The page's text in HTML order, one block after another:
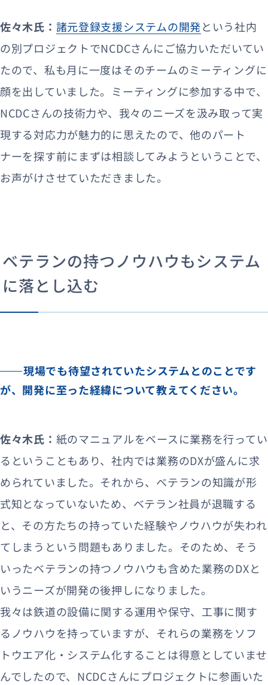
佐々木氏： 諸元登録支援システムの開発という社内
の別プロジェクトでNCDCさんにご協力いただいてい
たので、私も月に一度はそのチームのミーティングに
顔を出していました。ミーティングに参加する中で、
NCDCさんの技術力や、我々のニーズを汲み取って実
現する対応力が魅力的に思えたので、他のパート
ナーを探す前にまずは相談してみようということで、
お声がけさせていただきました。
ベテランの持つノウハウもシステム
に落とし込む
現場でも待望されていたシステムとのことです
が、開発に至った経緯について教えてください。
佐々木氏： 紙のマニュアルをベースに業務を行ってい
るということもあり、社内では業務のDXが盛んに求
められていました。それから、ベテランの知識が形
式知となっていないため、ベテラン社員が退職する
と、その方たちの持っていた経験やノウハウが失われ
てしまうという問題もありました。そのため、そう
いったベテランの持つノウハウも含めた業務のDXと
いうニーズが開発の後押しになりました。
我々は鉄道の設備に関する運用や保守、工事に関す
るノウハウを持っていますが、それらの業務をソフ
トウエア化・システム化することは得意としていませ
んでしたので、NCDCさんにプロジェクトに参画いた